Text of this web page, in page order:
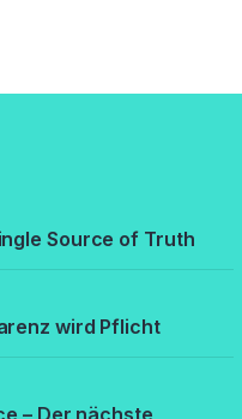
Source of Truth
wird Pflicht
– Der nächste